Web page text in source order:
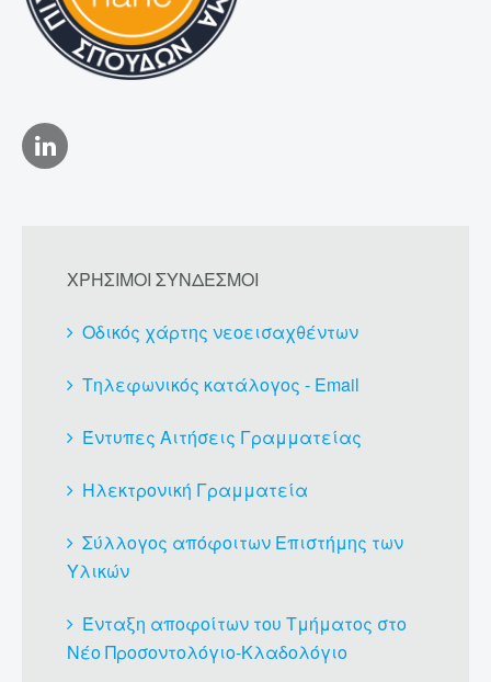
ΧΡΗΣΙΜΟΙ ΣΥΝΔΕΣΜΟΙ
Οδικός χάρτης νεοεισαχθέντων
Τηλεφωνικός κατάλογος - Email
Έντυπες Αιτήσεις Γραμματείας
Ηλεκτρονική Γραμματεία
Σύλλογος απόφοιτων Επιστήμης των
Υλικών
Ένταξη αποφοίτων του Τμήματος στο
Νέο Προσοντολόγιο-Κλαδολόγιο